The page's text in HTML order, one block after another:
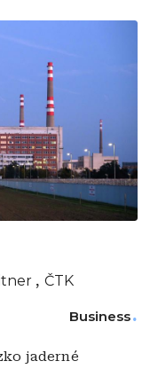
ČTK
Business
jaderné